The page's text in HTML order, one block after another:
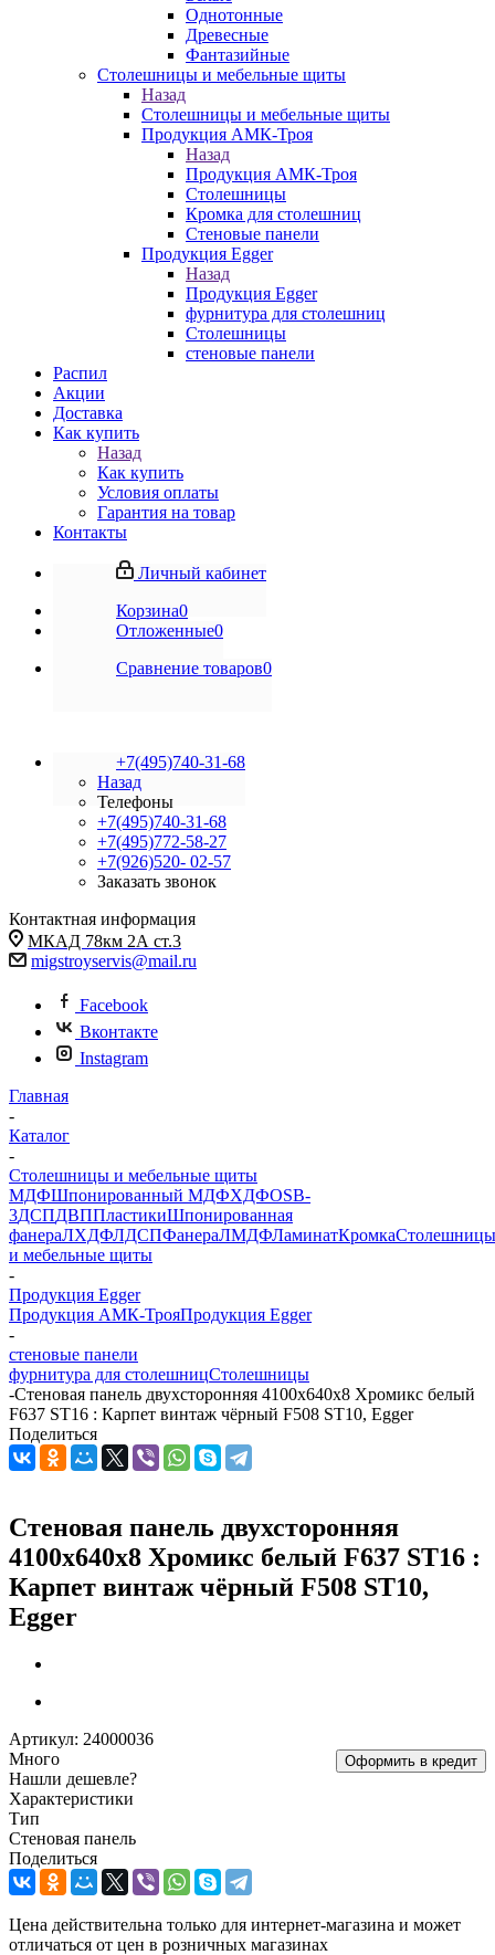
Однотонные
Древесные
Фантазийные
Столешницы и мебельные щиты
Назад
Столешницы и мебельные щиты
Продукция АМК-Троя
Назад
Продукция АМК-Троя
Столешницы
Кромка для столешниц
Стеновые панели
Продукция Egger
Назад
Продукция Egger
фурнитура для столешниц
Столешницы
стеновые панели
Распил
Акции
Доставка
Как купить
Назад
Как купить
Условия оплаты
Гарантия на товар
Контакты
Личный кабинет
Корзина0
Отложенные0
Сравнение товаров0
+7(495)740-31-68
Назад
Телефоны
+7(495)740-31-68
+7(495)772-58-27
+7(926)520- 02-57
Заказать звонок
Контактная информация
МКАД 78км 2А ст.3
migstroyservis@mail.ru
Facebook
Вконтакте
Instagram
Главная
-
Каталог
-
Столешницы и мебельные щиты
МДФШпонированный МДФХДФOSB-
3ДСПДВППластикиШпонированная
фанераЛХДФЛДСПФанераЛМДФЛаминатКромкаСтолешницы
и мебельные щиты
-
Продукция Egger
Продукция АМК-ТрояПродукция Egger
-
стеновые панели
фурнитура для столешницСтолешницы
-Стеновая панель двухсторонняя 4100х640х8 Хромикс белый
F637 ST16 : Карпет винтаж чёрный F508 ST10, Egger
Поделиться
Стеновая панель двухсторонняя
4100х640х8 Хромикс белый F637 ST16 :
Карпет винтаж чёрный F508 ST10,
Egger
Артикул: 24000036
Оформить в кредит
Много
Нашли дешевле?
Характеристики
Тип
Стеновая панель
Поделиться
Цена действительна только для интернет-магазина и может
отличаться от цен в розничных магазинах